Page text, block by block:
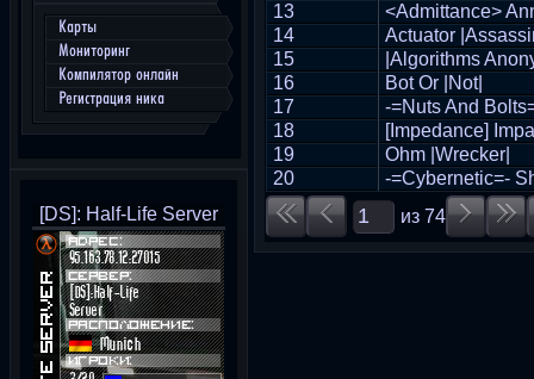
Карты
Мониторинг
Компилятор онлайн
Регистрация ника
[DS]: Half-Life Server
13
<Admittance>
14
Actuator
15
|Algorithms
16
Bot Or |Not|
17
-=Nuts And
18
[Impedance]
19
Ohm |Wrecker|
20
-=Cybernetic=-
из 74